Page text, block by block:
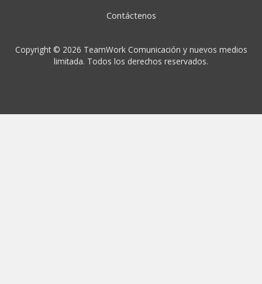
Contáctenos
Copyright © 2026 TeamWork Comunicación y nuevos medios
limitada. Todos los derechos reservados.